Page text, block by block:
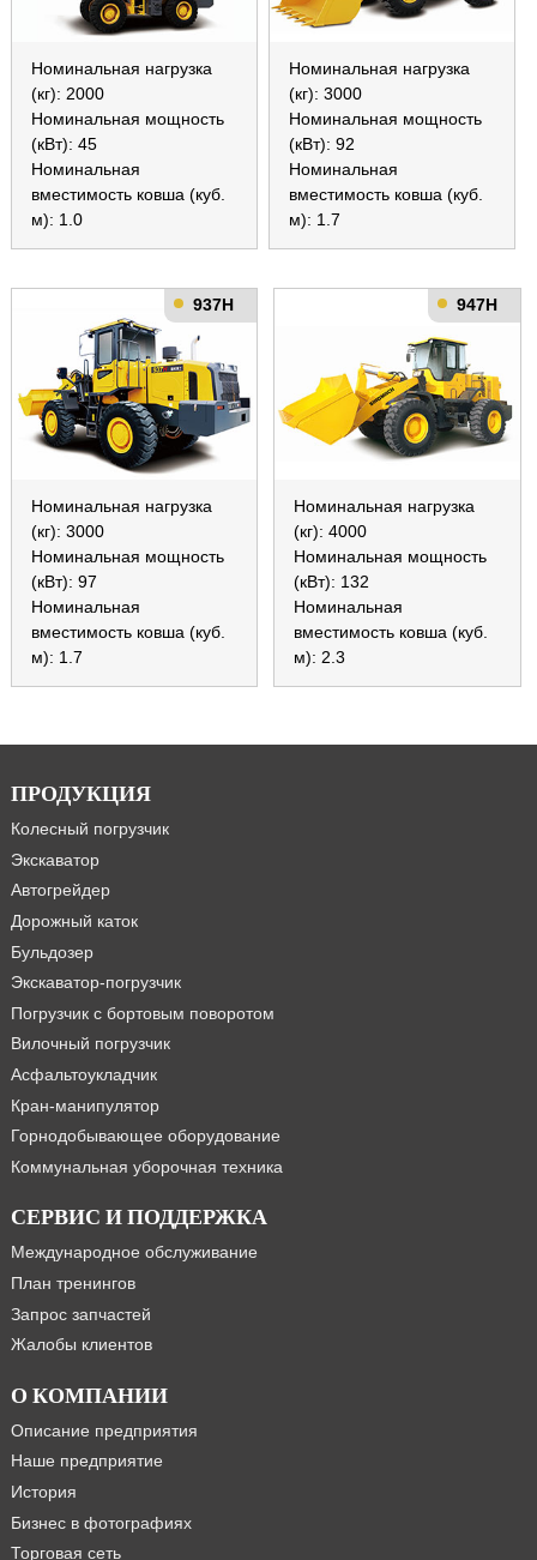
Номинальная нагрузка
(кг): 2000
Номинальная мощность
(кВт): 45
Номинальная
вместимость ковша (куб.
м): 1.0
Номинальная нагрузка
(кг): 3000
Номинальная мощность
(кВт): 92
Номинальная
вместимость ковша (куб.
м): 1.7
937H
Номинальная нагрузка
(кг): 3000
Номинальная мощность
(кВт): 97
Номинальная
вместимость ковша (куб.
м): 1.7
947H
Номинальная нагрузка
(кг): 4000
Номинальная мощность
(кВт): 132
Номинальная
вместимость ковша (куб.
м): 2.3
ПРОДУКЦИЯ
Колесный погрузчик
Экскаватор
Автогрейдер
Дорожный каток
Бульдозер
Экскаватор-погрузчик
Погрузчик с бортовым поворотом
Вилочный погрузчик
Асфальтоукладчик
Кран-манипулятор
Горнодобывающее оборудование
Коммунальная уборочная техника
СЕРВИС И ПОДДЕРЖКА
Международное обслуживание
План тренингов
Запрос запчастей
Жалобы клиентов
О КОМПАНИИ
Описание предприятия
Наше предприятие
История
Бизнес в фотографиях
Торговая сеть